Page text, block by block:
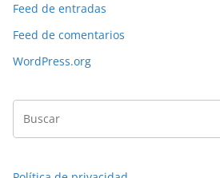
Feed de entradas
Feed de comentarios
WordPress.org